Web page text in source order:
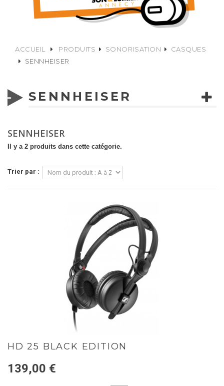
ACCUEIL PRODUITS SONORISATION
CASQUES
SENNHEISER
SENNHEISER
SENNHEISER
Il y a 2 produits dans cette catégorie.
Trier par :
HD 25 BLACK EDITION
139,00 €